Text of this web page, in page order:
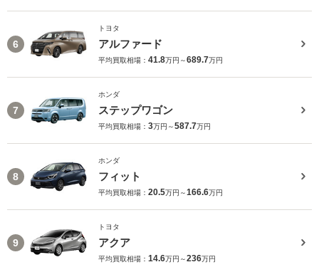
6
トヨタ
アルファード
平均買取相場： 41.8万円～689.7万円
7
ホンダ
ステップワゴン
平均買取相場： 3万円～587.7万円
8
ホンダ
フィット
平均買取相場： 20.5万円～166.6万円
9
トヨタ
アクア
平均買取相場： 14.6万円～236万円